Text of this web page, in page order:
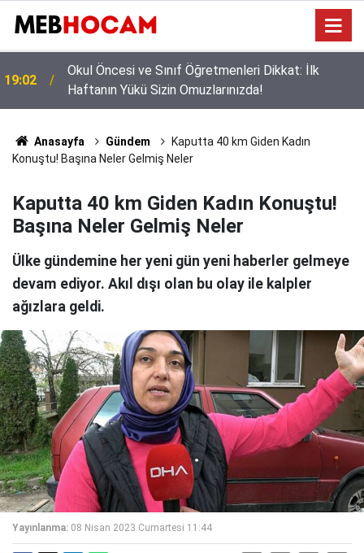
12:02
Okul Çantası Kaça Doluyor? İşte Velilerin Yanıtını
Beklediği O Rakam!
Anasayfa Gündem
Kaputta 40 km Giden Kadın
Konuştu! Başına Neler Gelmiş Neler
Kaputta 40 km Giden Kadın Konuştu!
Başına Neler Gelmiş Neler
Ülke gündemine her yeni gün yeni haberler gelmeye
devam ediyor. Akıl dışı olan bu olay ile kalpler
ağızlara geldi.
Yayınlanma: 08 Nisan 2023 Cumartesi 11:44